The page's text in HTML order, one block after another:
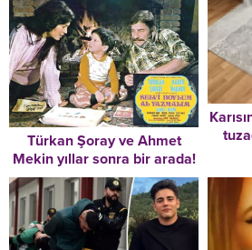
Türkan Şoray ve Ahmet
Mekin yıllar sonra bir arada!